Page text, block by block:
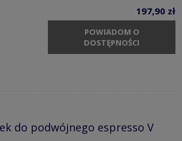
197,90 zł
POWIADOM O
DOSTĘPNOŚCI
do podwójnego espresso V